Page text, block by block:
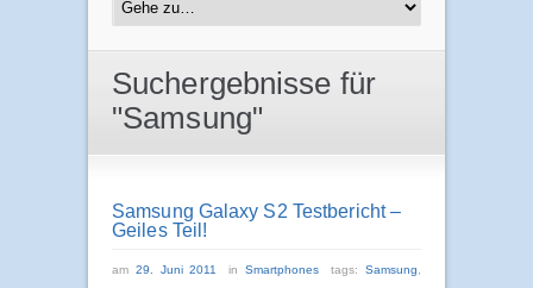
Suchergebnisse für
"Samsung"
Samsung Galaxy S2 Testbericht –
Geiles Teil!
am 29. Juni 2011 inSmartphones tags:Samsung